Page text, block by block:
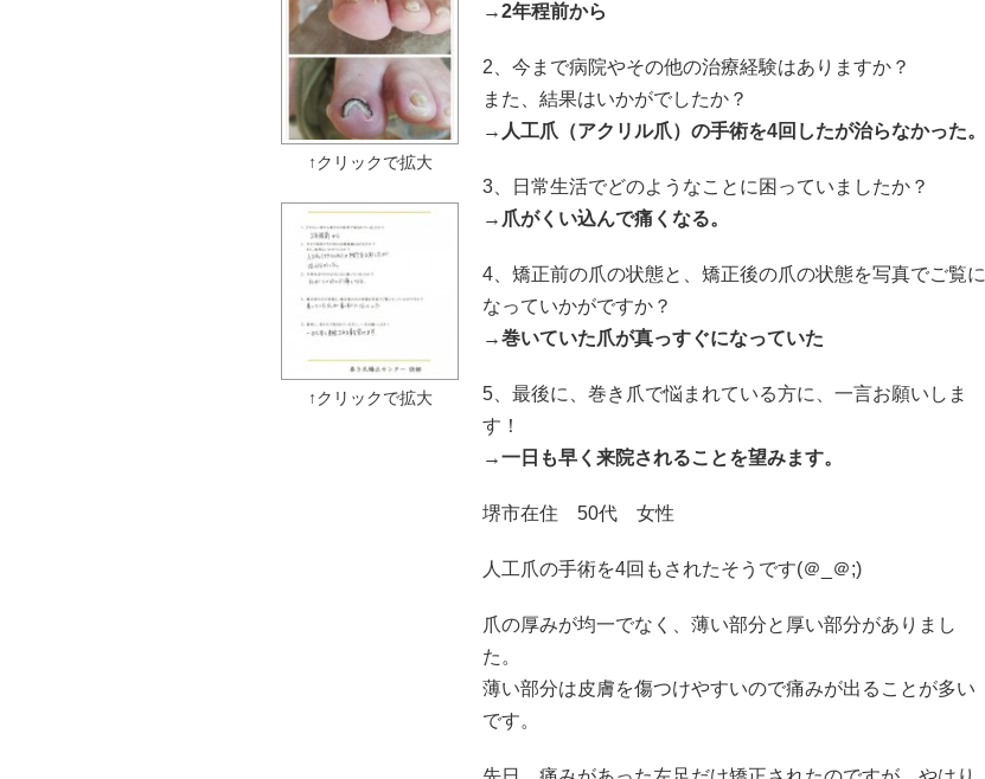
→2年程前から
2、今まで病院やその他の治療経験はありますか？
また、結果はいかがでしたか？
→ 人工爪（アクリル爪）の手術を4回したが治らなかった。
3、日常生活でどのようなことに困っていましたか？
→ 爪がくい込んで痛くなる。
4、矯正前の爪の状態と、矯正後の爪の状態を写真でご覧に
なっていかがですか？
→巻いていた爪が真っすぐになっていた
5、最後に、巻き爪で悩まれている方に、一言お願いしま
す！
→一日も早く来院されることを望みます。
堺市在住 50代 女性
人工爪の手術を4回もされたそうです(＠_＠;)
爪の厚みが均一でなく、薄い部分と厚い部分がありまし
た。
薄い部分は皮膚を傷つけやすいので痛みが出ることが多い
です。